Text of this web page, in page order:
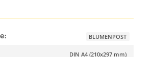
BLUMENPOST
DIN A4 (210x297 mm)